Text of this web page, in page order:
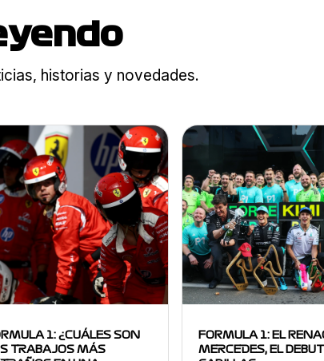
historias y novedades.
1: ¿CUÁLES SON
TRABAJOS MÁS
FORMULA 1: EL
MERCEDES, EL